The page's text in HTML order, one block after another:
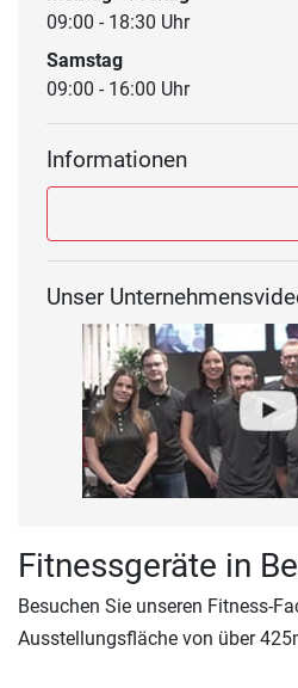
09:00 - 18:30 Uhr
Samstag
09:00 - 16:00 Uhr
Informationen
Unser
Fitnessgeräte in
Besuchen Sie unseren Fitness-
Ausstellungsfläche von über